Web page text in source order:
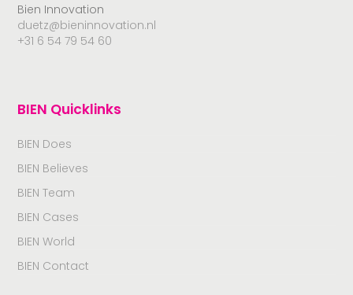
Bien Innovation
duetz@bieninnovation.nl
+31 6 54 79 54 60
BIEN Quicklinks
BIEN Does
BIEN Believes
BIEN Team
BIEN Cases
BIEN World
BIEN Contact